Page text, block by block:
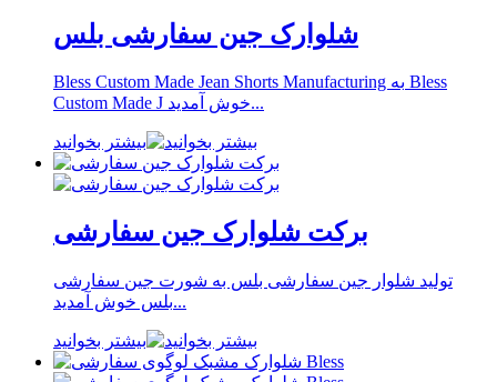
شلوارک جین سفارشی بلس
Bless Custom Made Jean Shorts Manufacturing به Bless
Custom Made J خوش آمدید...
بیشتر بخوانید
برکت شلوارک جین سفارشی
تولید شلوار جین سفارشی بلس به شورت جین سفارشی
بلس خوش آمدید...
بیشتر بخوانید